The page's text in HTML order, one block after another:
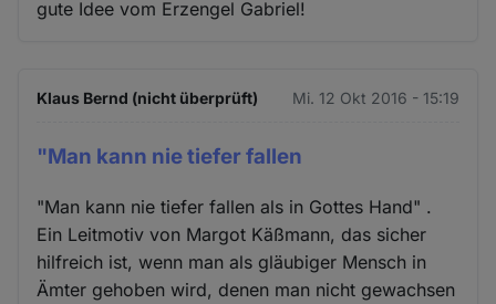
gute Idee vom Erzengel Gabriel!
Klaus Bernd (nicht überprüft) Mi. 12 Okt 2016 - 15:19
"Man kann nie tiefer fallen
"Man kann nie tiefer fallen als in Gottes Hand" .
Ein Leitmotiv von Margot Käßmann, das sicher
hilfreich ist, wenn man als gläubiger Mensch in
Ämter gehoben wird, denen man nicht gewachsen